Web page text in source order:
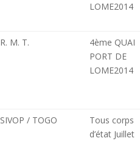
LOME2014
R. M. T.
4ème QUAI
PORT DE
LOME2014
SIVOP / TOGO
Tous corps
d’état Juillet